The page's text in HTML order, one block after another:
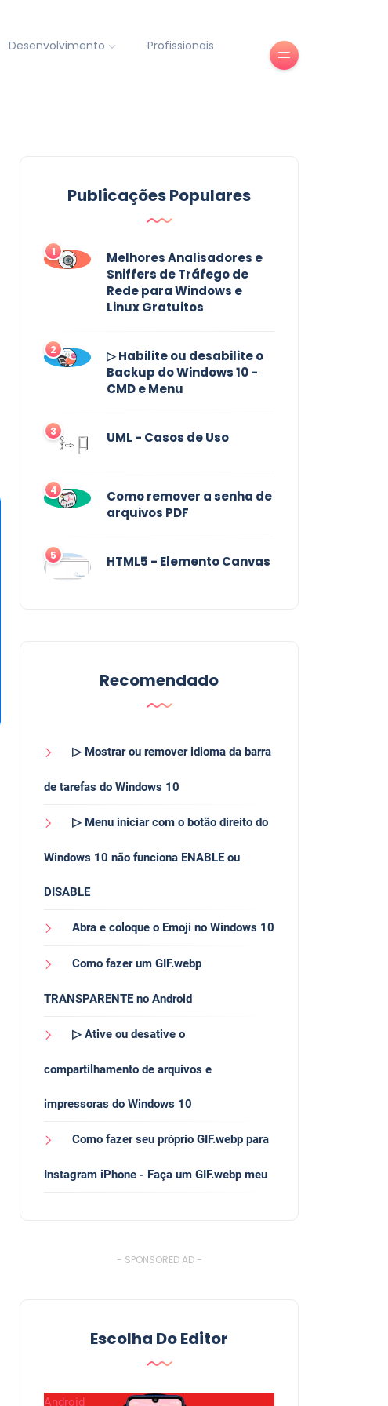
Desenvolvimento Profissionais
Publicações Populares
1
Melhores Analisadores e
Sniffers de Tráfego de
Rede para Windows e
Linux Gratuitos
2
▷ Habilite ou desabilite o
Backup do Windows 10 -
CMD e Menu
3 UML - Casos de Uso
4
Como remover a senha de
arquivos PDF
5 HTML5 - Elemento Canvas
Recomendado
▷ Mostrar ou remover idioma da barra
de tarefas do Windows 10
▷ Menu iniciar com o botão direito do
Windows 10 não funciona ENABLE ou
DISABLE
Abra e coloque o Emoji no Windows 10
Como fazer um GIF.webp
TRANSPARENTE no Android
▷ Ative ou desative o
compartilhamento de arquivos e
impressoras do Windows 10
Como fazer seu próprio GIF.webp para
Instagram iPhone - Faça um GIF.webp meu
- SPONSORED AD -
Escolha Do Editor
Android